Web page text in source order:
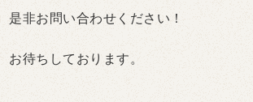
是非お問い合わせください！
お待ちしております。